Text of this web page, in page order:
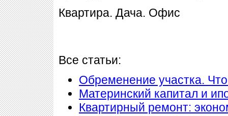
Квартира. Дача. Офис
Все статьи:
Обременение участка.
Материнский капитал и
Квартирный ремонт: